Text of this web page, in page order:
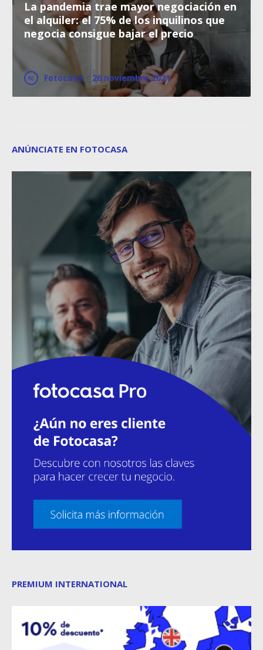
La pandemia trae mayor negociación en
el alquiler: el 75% de los inquilinos que
negocia consigue bajar el precio
Fotocasa · 26 noviembre 2021
ANÚNCIATE EN FOTOCASA
PREMIUM INTERNATIONAL